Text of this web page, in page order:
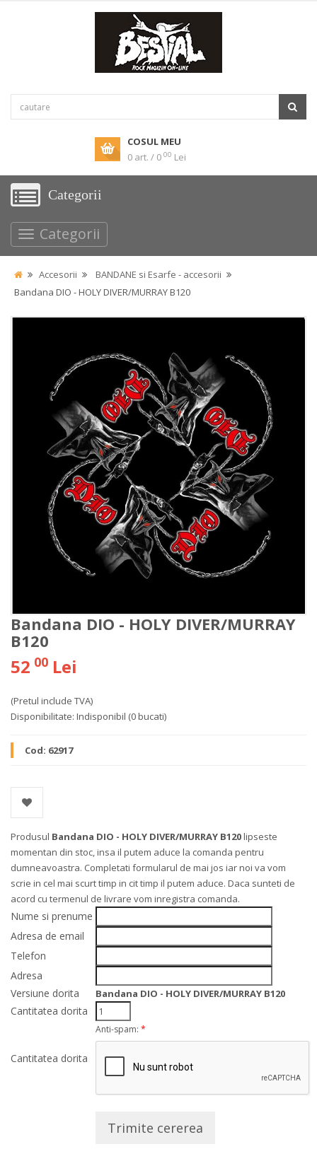
COSUL MEU
0 art. / 0 00 Lei
Categorii
Categorii
Accesorii
BANDANE si Esarfe - accesorii
Bandana DIO - HOLY DIVER/MURRAY B120
Bandana DIO - HOLY DIVER/MURRAY
B120
52 00 Lei
(Pretul include TVA)
Disponibilitate: Indisponibil (0 bucati)
Cod: 62917
Produsul Bandana DIO - HOLY DIVER/MURRAY B120lipseste
momentan din stoc, insa il putem aduce la comanda pentru
dumneavoastra. Completati formularul de mai jos iar noi va vom
scrie in cel mai scurt timp in cit timp il putem aduce. Daca sunteti de
acord cu termenul de livrare vom inregistra comanda.
Nume si prenume
Adresa de email
Telefon
Adresa
Versiune dorita
Bandana DIO - HOLY DIVER/MURRAY B120
Cantitatea dorita
Cantitatea dorita
Anti-spam: *
Trimite cererea